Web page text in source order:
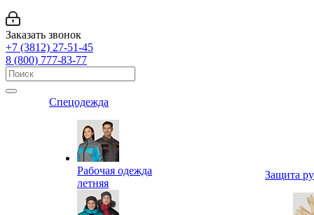
Заказать звонок
+7 (3812) 27-51-45
8 (800) 777-83-77
Спецодежда
Рабочая одежда
летняя
Защита